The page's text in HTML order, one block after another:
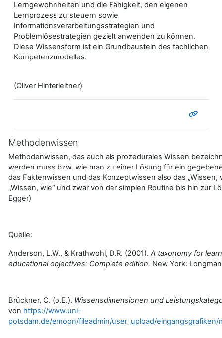
Lerngewohnheiten und die Fähigkeit, den eigenen
Lernprozess zu steuern sowie
Informationsverarbeitungsstrategien und
Problemlösestrategien gezielt anwenden zu können.
Diese Wissensform ist ein Grundbaustein des fachlichen
Kompetenzmodelles.
(Oliver Hinterleitner)
Methodenwissen
Methodenwissen, das auch als prozedurales Wissen
werden muss bzw. wie man zu einer Lösung für ein
das Faktenwissen und das Konzeptwissen also das
„Wissen, wie“ und zwar von der simplen Routine bis hin zur
Egger)
Quelle:
Anderson, L.W., & Krathwohl, D.R. (2001). A taxonomy for
educational objectives: Complete edition. New York:
Brückner, C. (o.E.). Wissensdimensionen und
von https://www.uni-
potsdam.de/emoon/fileadmin/user_upload/